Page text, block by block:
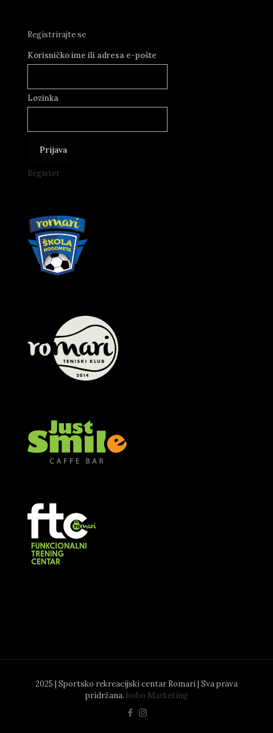
Registrirajte se
Korisničko ime ili adresa e-pošte
Lozinka
Register
2025 | Sportsko rekreacijski centar Romari | Sva prava
pridržana. bobo Marketing